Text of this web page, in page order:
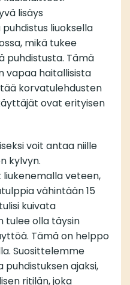
lisäys
liuoksella
mikä tukee
puhdistusta. Tämä
vapaa haitallisista
korvatulehdusten
ovat erityisen
voit antaa niille
kylvyn.
veteen,
vähintään 15
kuivata
tulee olla täysin
Tämä on helppo
Suosittelemme
ajaksi,
ritilän, joka